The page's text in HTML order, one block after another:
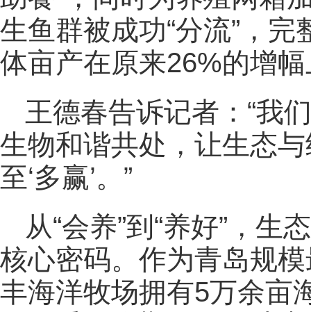
生鱼群被成功“分流”，
体亩产在原来26%的增
王德春告诉记者：“我
生物和谐共处，让生态与
至‘多赢’。”
从“会养”到“养好”，
核心密码。作为青岛规
丰海洋牧场拥有5万余亩